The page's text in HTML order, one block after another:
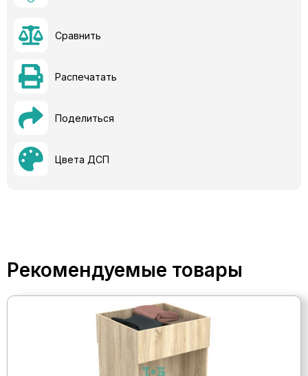
Сравнить
Распечатать
Поделиться
Цвета ДСП
Рекомендуемые товары